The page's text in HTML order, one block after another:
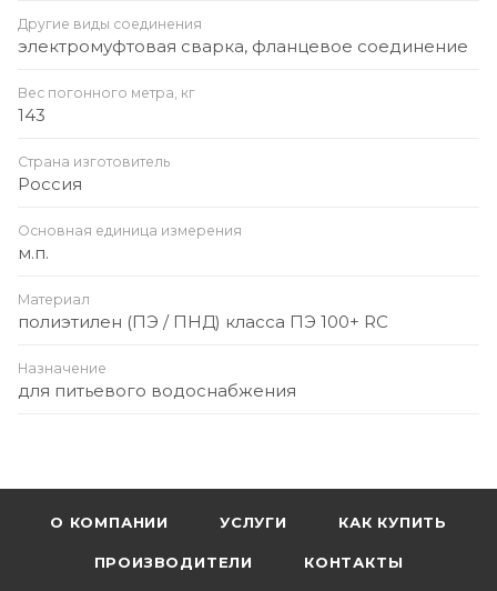
Другие виды соединения
электромуфтовая сварка, фланцевое соединение
Вес погонного метра, кг
143
Страна изготовитель
Россия
Основная единица измерения
м.п.
Материал
полиэтилен (ПЭ / ПНД) класса ПЭ 100+ RC
Назначение
для питьевого водоснабжения
О КОМПАНИИ УСЛУГИ КАК КУПИТЬ
ПРОИЗВОДИТЕЛИ КОНТАКТЫ